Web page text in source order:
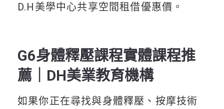
D.H美學中心共享空間租借優惠價。
G6身體釋壓課程實體課程推
薦｜DH美業教育機構
如果你正在尋找與身體釋壓、按摩技術